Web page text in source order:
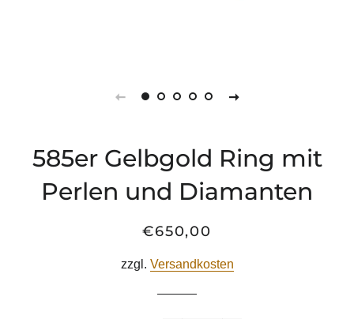
585er Gelbgold Ring mit
Perlen und Diamanten
Normaler
Sonderpreis
€650,00
zzgl. Versandkosten